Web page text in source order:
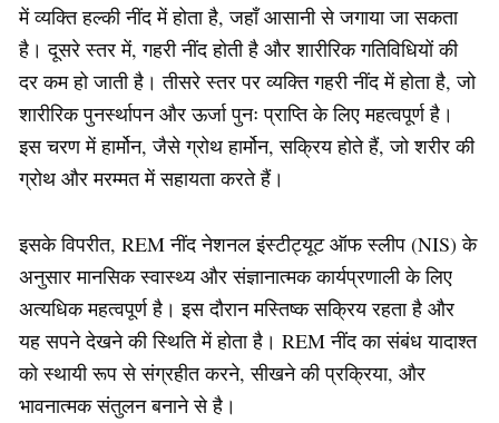
में व्यक्ति हल्की नींद में होता है, जहाँ आसानी से जगाया जा सकता
है। दूसरे स्तर में, गहरी नींद होती है और शारीरिक गतिविधियों की
दर कम हो जाती है। तीसरे स्तर पर व्यक्ति गहरी नींद में होता है, जो
शारीरिक पुनर्स्थापन और ऊर्जा पुनः प्राप्ति के लिए महत्वपूर्ण है।
इस चरण में हार्मोन, जैसे ग्रोथ हार्मोन, सक्रिय होते हैं, जो शरीर की
ग्रोथ और मरम्मत में सहायता करते हैं।
इसके विपरीत, REM नींद नेशनल इंस्टीट्यूट ऑफ स्लीप (NIS) के
अनुसार मानसिक स्वास्थ्य और संज्ञानात्मक कार्यप्रणाली के लिए
अत्यधिक महत्वपूर्ण है। इस दौरान मस्तिष्क सक्रिय रहता है और
यह सपने देखने की स्थिति में होता है। REM नींद का संबंध यादाश्त
को स्थायी रूप से संग्रहीत करने, सीखने की प्रक्रिया, और
भावनात्मक संतुलन बनाने से है।